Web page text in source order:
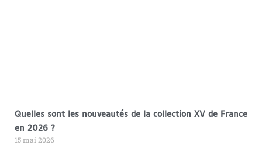
Quelles sont les nouveautés de la collection XV de France
en 2026 ?
15 mai 2026